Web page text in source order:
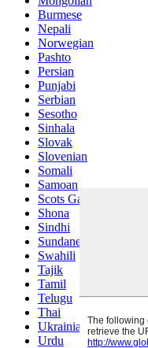
Burmese
Nepali
Norwegian
Pashto
Persian
Punjabi
Serbian
Sesotho
Sinhala
Slovak
Slovenian
Somali
Samoan
Scots Gaelic
Shona
Sindhi
Sundanese
Swahili
Tajik
Tamil
Telugu
Thai
Ukrainian
Urdu